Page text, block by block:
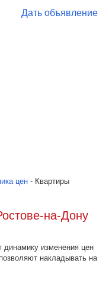
Дать объявление
цен - Квартиры
на-Дону
динамику изменения цен
накладывать на